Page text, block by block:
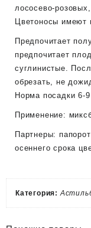
лососево-
Цветоносы имеют
Предпочитает
предпочитает
суглинистые.
обрезать, не
Норма посадки 6-
Применение:
Партнеры:
осеннего срока
Категория: